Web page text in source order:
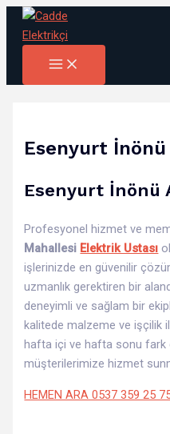
İçeriğe
atla
Main
Menu
Esenyurt
Esenyurt İnönü
Profesyonel hizmet ve
Mahallesi Elektrik Ustası
işlerinizde en güvenilir
uzmanlık gerektiren bir
deneyimli ve sağlam bir
kalitede malzeme ve işçilik
hafta içi ve hafta sonu fark
müşterilerimize hizmet
HEMEN ARA 0537 359 25